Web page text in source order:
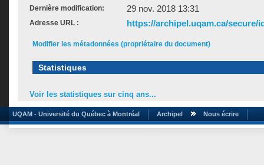
Dernière modification: 29 nov. 2018 13:31
Adresse URL : https://archipel.uqam.ca/secure/
Modifier les métadonnées (propriétaire du document)
Statistiques
Voir les statistiques sur cinq ans...
UQAM - Université du Québec à Montréal Archipel Nous écrire